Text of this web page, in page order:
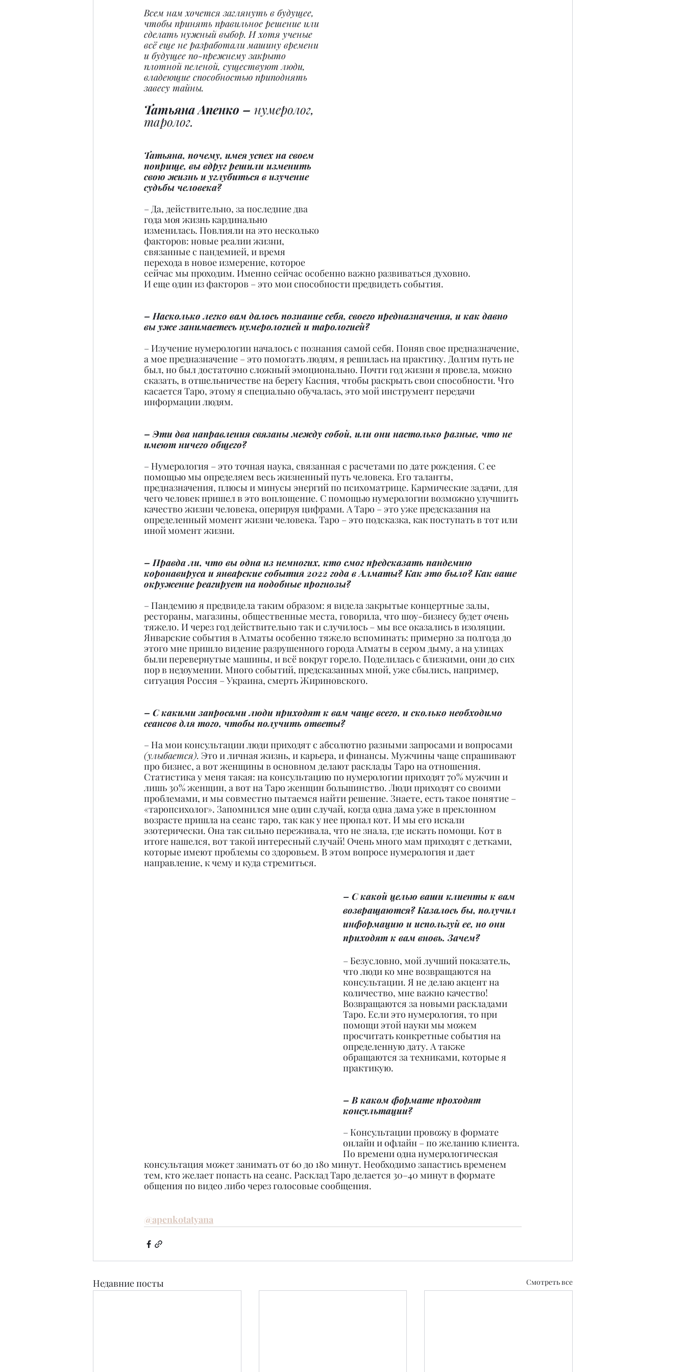
Всем нам хочется заглянуть в будущее,
чтобы принять правильное решение или
сделать нужный выбор. И хотя ученые
всё еще не разработали машину времени
и будущее по-прежнему закрыто
плотной пеленой, существуют люди,
владеющие способностью приподнять
завесу тайны.
Татьяна Апенко – нумеролог,
таролог.
Татьяна, почему, имея успех на своем
поприще, вы вдруг решили изменить
свою жизнь и углубиться в изучение
судьбы человека?
– Да, действительно, за последние два
года моя жизнь кардинально
изменилась. Повлияли на это несколько
факторов: новые реалии жизни,
связанные с пандемией, и время
перехода в новое измерение, которое
сейчас мы проходим. Именно сейчас особенно важно развиваться духовно.
И еще один из факторов – это мои способности предвидеть события.
– Насколько легко вам далось познание себя, своего предназначения, и как давно
вы уже занимаетесь нумерологией и тарологией?
– Изучение нумерологии началось с познания самой себя. Поняв свое предназначение,
а мое предназначение – это помогать людям, я решилась на практику. Долгим путь не
был, но был достаточно сложный эмоционально. Почти год жизни я провела, можно
сказать, в отшельничестве на берегу Каспия, чтобы раскрыть свои способности. Что
касается Таро, этому я специально обучалась, это мой инструмент передачи
информации людям.
– Эти два направления связаны между собой, или они настолько разные, что не
имеют ничего общего?
– Нумерология – это точная наука, связанная с расчетами по дате рождения. С ее
помощью мы определяем весь жизненный путь человека. Его таланты,
предназначения, плюсы и минусы энергий по психоматрице. Кармические задачи, для
чего человек пришел в это воплощение. С помощью нумерологии возможно улучшить
качество жизни человека, оперируя цифрами. А Таро – это уже предсказания на
определенный момент жизни человека. Таро – это подсказка, как поступать в тот или
иной момент жизни.
– Правда ли, что вы одна из немногих, кто смог предсказать пандемию
коронавируса и январские события 2022 года в Алматы? Как это было? Как ваше
окружение реагирует на подобные прогнозы?
– Пандемию я предвидела таким образом: я видела закрытые концертные залы,
рестораны, магазины, общественные места, говорила, что шоу-бизнесу будет очень
тяжело. И через год действительно так и случилось – мы все оказались в изоляции.
Январские события в Алматы особенно тяжело вспоминать: примерно за полгода до
этого мне пришло видение разрушенного города Алматы в сером дыму, а на улицах
были перевернутые машины, и всё вокруг горело. Поделилась с близкими, они до сих
пор в недоумении. Много событий, предсказанных мной, уже сбылись, например,
ситуация Россия – Украина, смерть Жириновского.
– С какими запросами люди приходят к вам чаще всего, и сколько необходимо
сеансов для того, чтобы получить ответы?
– На мои консультации люди приходят с абсолютно разными запросами и вопросами
(улыбается). Это и личная жизнь, и карьера, и финансы. Мужчины чаще спрашивают
про бизнес, а вот женщины в основном делают расклады Таро на отношения.
Статистика у меня такая: на консультацию по нумерологии приходят 70% мужчин и
лишь 30% женщин, а вот на Таро женщин большинство. Люди приходят со своими
проблемами, и мы совместно пытаемся найти решение. Знаете, есть такое понятие –
«таропсихолог». Запомнился мне один случай, когда одна дама уже в преклонном
возрасте пришла на сеанс таро, так как у нее пропал кот. И мы его искали
эзотерически. Она так сильно переживала, что не знала, где искать помощи. Кот в
итоге нашелся, вот такой интересный случай! Очень много мам приходят с детками,
которые имеют проблемы со здоровьем. В этом вопросе нумерология и дает
направление, к чему и куда стремиться.
– С какой целью ваши клиенты к вам
возвращаются? Казалось бы, получил
информацию и используй ее, но они
приходят к вам вновь. Зачем?
– Безусловно, мой лучший показатель,
что люди ко мне возвращаются на
консультации. Я не делаю акцент на
количество, мне важно качество!
Возвращаются за новыми раскладами
Таро. Если это нумерология, то при
помощи этой науки мы можем
просчитать конкретные события на
определенную дату. А также
обращаются за техниками, которые я
практикую.
– В каком формате проходят
консультации?
– Консультации провожу в формате
онлайн и офлайн – по желанию клиента.
По времени одна нумерологическая
консультация может занимать от 60 до 180 минут. Необходимо запастись временем
тем, кто желает попасть на сеанс. Расклад Таро делается 30–40 минут в формате
общения по видео либо через голосовые сообщения.
@apenkotatyana
Недавние посты Смотреть все